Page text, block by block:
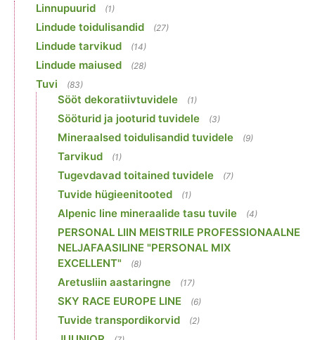
Linnupuurid (1)
Lindude toidulisandid (27)
Lindude tarvikud (14)
Lindude maiused (28)
Tuvi (83)
Sööt dekoratiivtuvidele (1)
Sööturid ja jooturid tuvidele (3)
Mineraalsed toidulisandid tuvidele (9)
Tarvikud (1)
Tugevdavad toitained tuvidele (7)
Tuvide hügieenitooted (1)
Alpenic line mineraalide tasu tuvile (4)
PERSONAL LIIN MEISTRILE PROFESSIONAALNE
NELJAFAASILINE "PERSONAL MIX
EXCELLENT"
(8)
Aretusliin aastaringne (17)
SKY RACE EUROPE LINE (6)
Tuvide transpordikorvid (2)